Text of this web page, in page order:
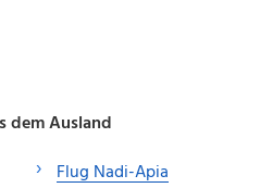
dem Ausland
Flug Nadi-Apia